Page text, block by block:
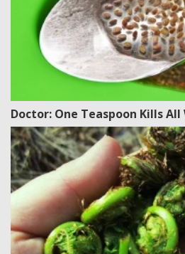
Doctor: One Teaspoon Kills All